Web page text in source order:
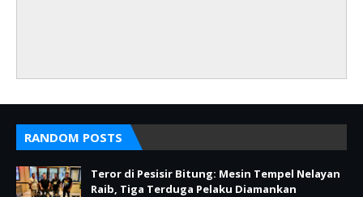
RANDOM POSTS
Teror di Pesisir Bitung: Mesin Tempel Nelayan
Raib, Tiga Terduga Pelaku Diamankan